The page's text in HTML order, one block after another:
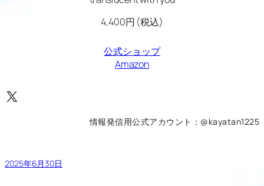
4,400円 (税込)
公式ショップ
Amazon
X
情報発信用公式アカウント：@kayatan1225
2025年6月30日